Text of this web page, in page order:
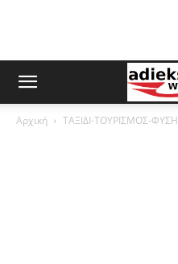
Αρχική ΤΑΞΙΔΙ-ΤΟΥΡΙΣΜΟΣ-ΦΥΣΗ